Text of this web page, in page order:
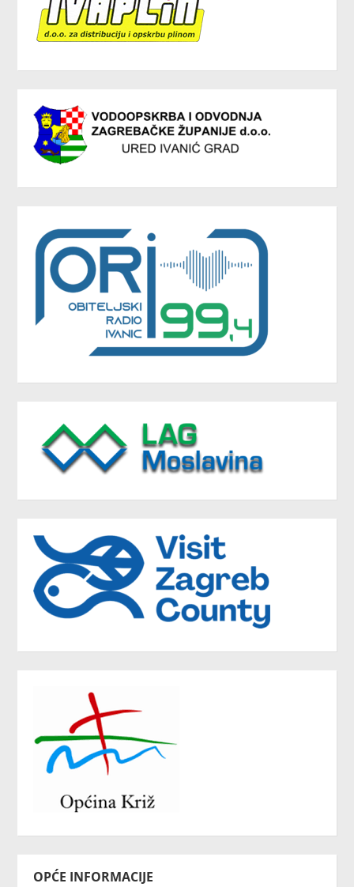
OPĆE INFORMACIJE